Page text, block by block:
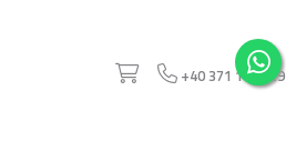
+40 371 110 129